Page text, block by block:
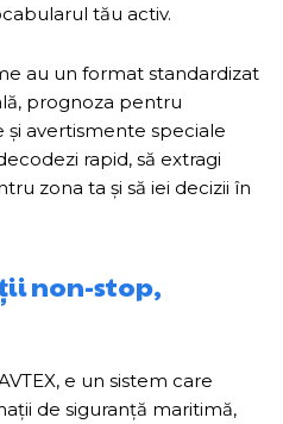
tău activ.
au un format standardizat
prognoza pentru
și avertismente speciale
rapid, să extragi
zona ta și să iei decizii în
non-stop,
e un sistem care
de siguranță maritimă,